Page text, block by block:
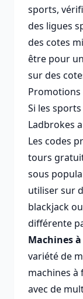
sports,
des ligues
des cotes
être pour
sur des
Promotions
Si les
Ladbrokes
Les codes
tours
sous
utiliser sur
blackjack
différente
Machines à
variété de
machines à
avec de